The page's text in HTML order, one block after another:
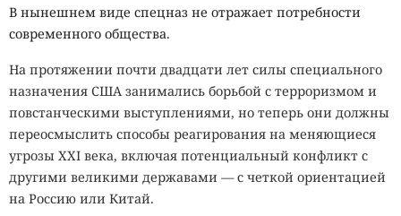
В нынешнем виде спецназ не отражает потребности
современного общества.
На протяжении почти двадцати лет силы специального
назначения США занимались борьбой с терроризмом и
повстанческими выступлениями, но теперь они должны
переосмыслить способы реагирования на меняющиеся
угрозы XXI века, включая потенциальный конфликт с
другими великими державами — с четкой ориентацией
на Россию или Китай.